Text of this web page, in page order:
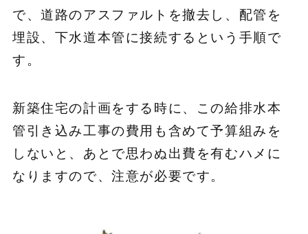
で、道路のアスファルトを撤去し、配管を
埋設、下水道本管に接続するという手順で
す。
新築住宅の計画をする時に、この給排水本
管引き込み工事の費用も含めて予算組みを
しないと、あとで思わぬ出費を有むハメに
なりますので、注意が必要です。